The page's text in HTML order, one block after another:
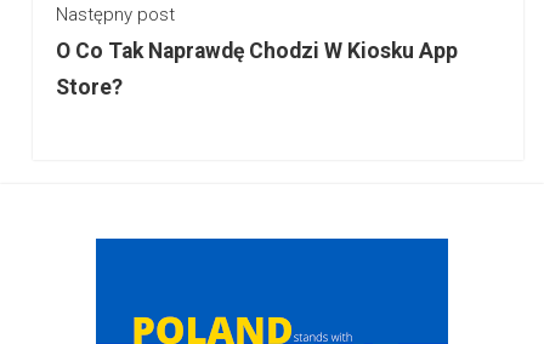
Następny post
O Co Tak Naprawdę Chodzi W Kiosku App
Store?